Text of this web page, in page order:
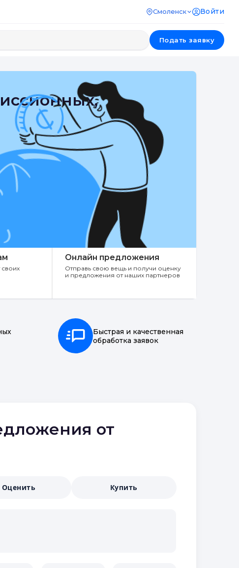
Смоленск Войти
Подать заявку
своих
Онлайн предложения
Отправь свою вещь и получи оценку
и предложения от наших партнеров
Быстрая и качественная
обработка заявок
от
Оценить Купить